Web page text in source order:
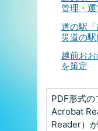
管理・
道の駅
災道の
越前お
を策定
PDF形式
Acrobat
Reader）